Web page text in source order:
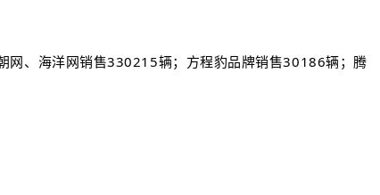
、海洋网销售330215辆；方程豹品牌销售30186辆；腾